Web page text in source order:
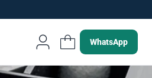
WhatsApp